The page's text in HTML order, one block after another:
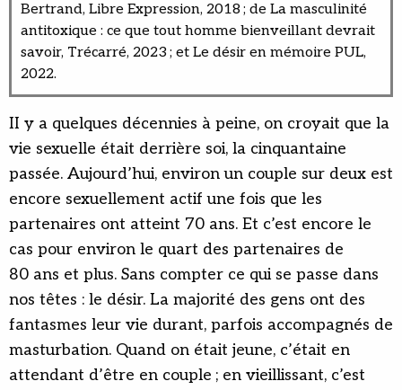
Bertrand, Libre Expression, 2018 ; de La masculinité
antitoxique : ce que tout homme bienveillant devrait
savoir, Trécarré, 2023 ; et Le désir en mémoire PUL,
2022.
II y a quelques décennies à peine, on croyait que la
vie sexuelle était derrière soi, la cinquantaine
passée. Aujourd’hui, environ un couple sur deux est
encore sexuellement actif une fois que les
partenaires ont atteint 70 ans. Et c’est encore le
cas pour environ le quart des partenaires de
80 ans et plus. Sans compter ce qui se passe dans
nos têtes : le désir. La majorité des gens ont des
fantasmes leur vie durant, parfois accompagnés de
masturbation. Quand on était jeune, c’était en
attendant d’être en couple ; en vieillissant, c’est